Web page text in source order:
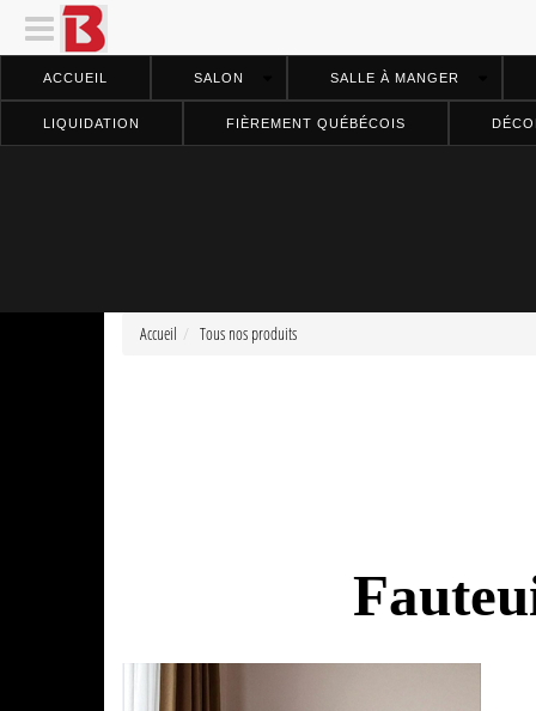
ACCUEIL SALON SALLE À MANGER
LIQUIDATION FIÈREMENT QUÉBÉCOIS
Accueil Tous nos produits